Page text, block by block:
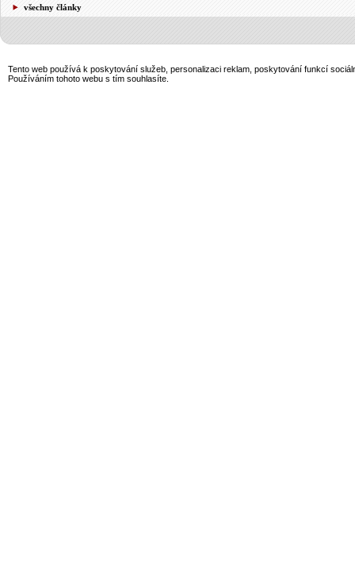
všechny články
Tento web používá k poskytování služeb, personalizaci reklam, poskytování funkcí
Používáním tohoto webu s tím souhlasíte.